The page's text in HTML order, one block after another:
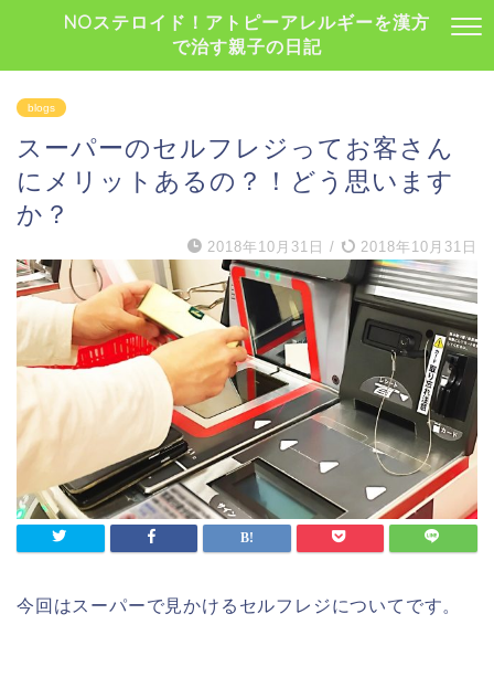
NOステロイド！アトピーアレルギーを漢方
で治す親子の日記
blogs
スーパーのセルフレジってお客さん
にメリットあるの？！どう思います
か？
2018年10月31日 / 2018年10月31日
今回はスーパーで見かけるセルフレジについてです。